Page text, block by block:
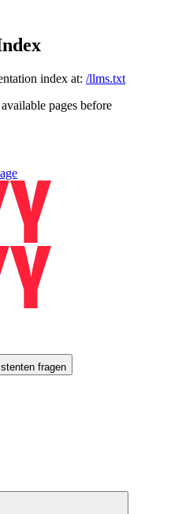
index at: /llms.txt
pages before
fragen